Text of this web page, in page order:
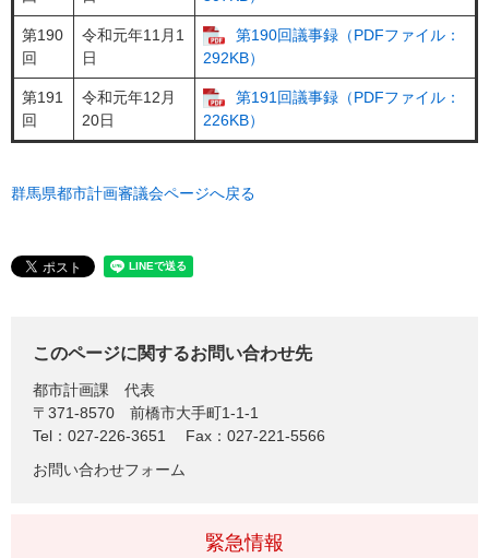
第190
回
令和元年11月1
日
第190回議事録（PDFファイル：
292KB）
第191
回
令和元年12月
20日
第191回議事録（PDFファイル：
226KB）
群馬県都市計画審議会ページへ戻る
このページに関するお問い合わせ先
都市計画課
代表
〒371-8570
前橋市大手町1-1-1
Tel：027-226-3651
Fax：027-221-5566
お問い合わせフォーム
緊急情報